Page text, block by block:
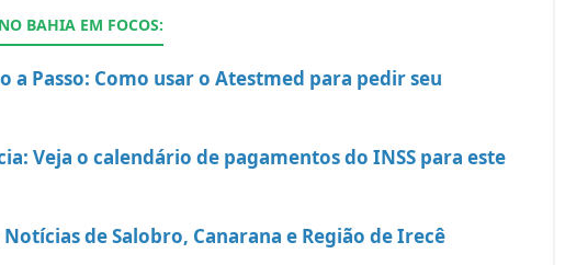
BAHIA EM FOCOS:
a Passo: Como usar o Atestmed para pedir seu
Veja o calendário de pagamentos do INSS para este
de Salobro, Canarana e Região de Irecê